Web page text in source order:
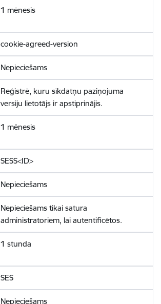
1 mēnesis
cookie-agreed-version
Nepieciešams
Reģistrē, kuru sīkdatņu paziņojuma
versiju lietotājs ir apstiprinājis.
1 mēnesis
SESS<ID>
Nepieciešams
Nepieciešams tikai satura
administratoriem, lai autentificētos.
1 stunda
SES
Nepieciešams